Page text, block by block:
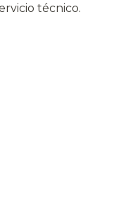
técnico.